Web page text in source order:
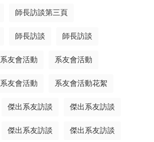
師長訪談第三頁
師長訪談 師長訪談
系友會活動 系友會活動
系友會活動 系友會活動花絮
傑出系友訪談 傑出系友訪談
傑出系友訪談 傑出系友訪談